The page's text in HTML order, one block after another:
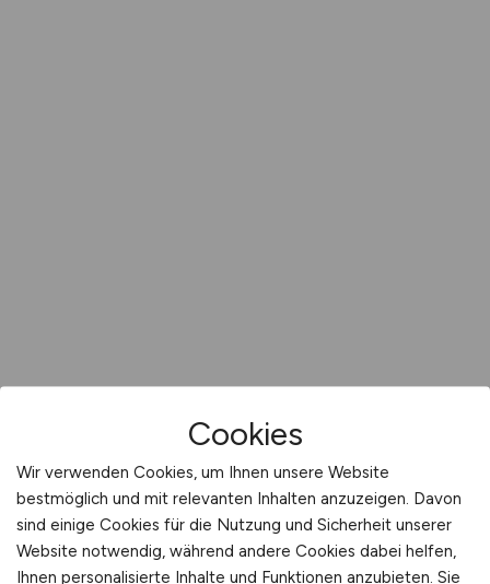
Cookies
Wir verwenden Cookies, um Ihnen unsere Website
bestmöglich und mit relevanten Inhalten anzuzeigen. Davon
sind einige Cookies für die Nutzung und Sicherheit unserer
Website notwendig, während andere Cookies dabei helfen,
Ihnen personalisierte Inhalte und Funktionen anzubieten. Sie